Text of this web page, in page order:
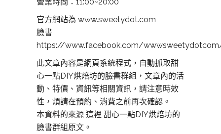
官方網站為 www.sweetydot.com
臉書
https://www.facebook.com/
此文章內容是網頁系統程式，自動抓取甜
心一點DIY烘焙坊的臉書群組，文章內的活
動、特價、資訊等相關資訊，請注意時效
性，煩請在預約、消費之前再次確認。
本資料的來源 這裡 甜心一點DIY烘焙坊的
臉書群組原文。